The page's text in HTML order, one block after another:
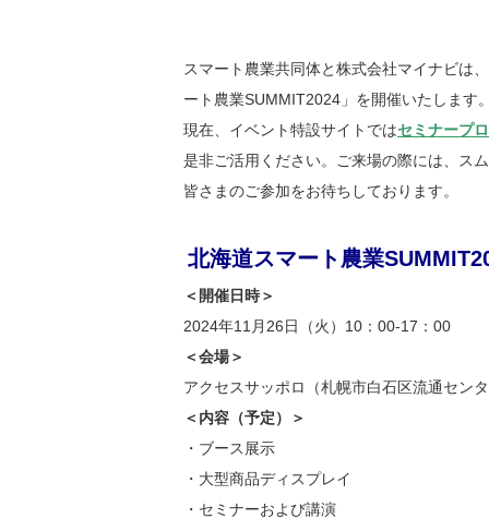
スマート農業共同体と株式会社マイナビは
ート農業SUMMIT2024」を開催いたします
現在、イベント特設サイトではセミナープ
是非ご活用ください。ご来場の際には、ス
皆さまのご参加をお待ちしております。
北海道スマート農業
＜開催日時＞
2024年11月26日（火）10：00-17：00
＜会場＞
アクセスサッポロ（札幌市白石区流通セン
＜内容（予定）＞
・ブース展示
・大型商品ディスプレイ
・セミナーおよび講演